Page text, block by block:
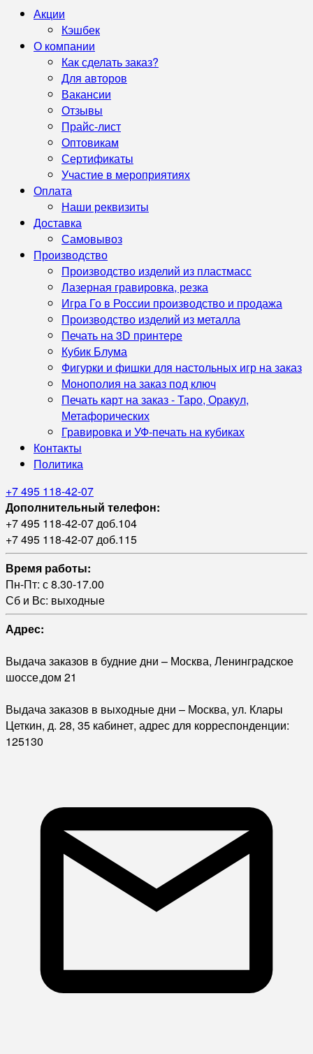
Акции
Кэшбек
О компании
Как сделать заказ?
Для авторов
Вакансии
Отзывы
Прайс-лист
Оптовикам
Сертификаты
Участие в мероприятиях
Оплата
Наши реквизиты
Доставка
Самовывоз
Производство
Производство изделий из пластмасс
Лазерная гравировка, резка
Игра Го в России производство и продажа
Производство изделий из металла
Печать на 3D принтере
Кубик Блума
Фигурки и фишки для настольных игр на заказ
Монополия на заказ под ключ
Печать карт на заказ - Таро, Оракул,
Метафорических
Гравировка и УФ‑печать на кубиках
Контакты
Политика
+7 495 118-42-07
Дополнительный телефон:
+7 495 118-42-07 доб.104
+7 495 118-42-07 доб.115
Время работы:
Пн-Пт: с 8.30-17.00
Сб и Вс: выходные
Адрес:
Выдача заказов в будние дни – Москва, Ленинградское
шоссе,дом 21
Выдача заказов в выходные дни – Москва, ул. Клары
Цеткин, д. 28, 35 кабинет, адрес для корреспонденции:
125130